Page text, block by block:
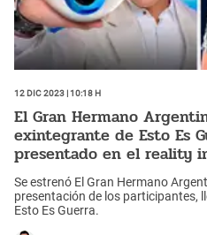
12 Dic 2023 | 10:18 h
El Gran Hermano
exintegrante de Esto Es
presentado en el reality
Se estrenó El Gran Hermano
presentación de los participantes,
Esto Es Guerra.